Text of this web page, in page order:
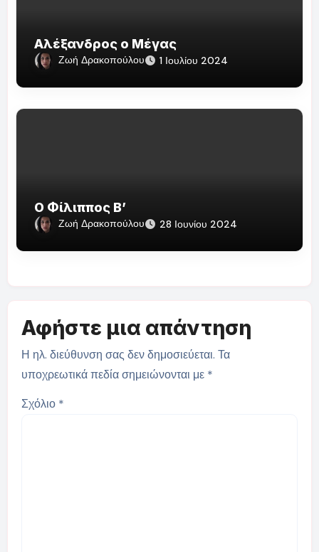
Αλέξανδρος ο Μέγας
Ζωή Δρακοπούλου 1 Ιουλίου 2024
Ο Φίλιππος Β’
Ζωή Δρακοπούλου 28 Ιουνίου 2024
Αφήστε μια απάντηση
Η ηλ. διεύθυνση σας δεν δημοσιεύεται. Τα
υποχρεωτικά πεδία σημειώνονται με *
Σχόλιο *